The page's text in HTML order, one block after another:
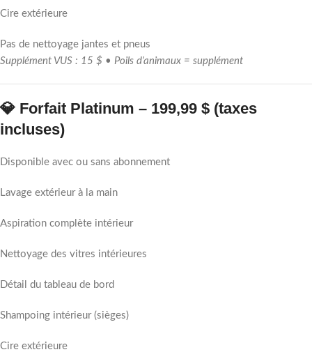
Cire extérieure
Pas de nettoyage jantes et pneus
Supplément VUS : 15 $ • Poils d’animaux = supplément
💎 Forfait Platinum – 199,99 $ (taxes
incluses)
Disponible avec ou sans abonnement
Lavage extérieur à la main
Aspiration complète intérieur
Nettoyage des vitres intérieures
Détail du tableau de bord
Shampoing intérieur (sièges)
Cire extérieure